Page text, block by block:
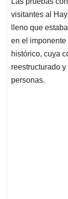
s
A
p
p
b
o
o
k
visitantes al
lleno que
en el imponente
histórico, cuya
reestructurado
personas.